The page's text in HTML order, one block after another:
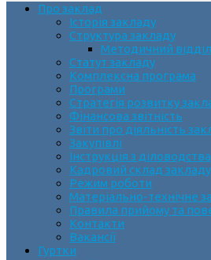
Про заклад
Історія закладу
Структура закладу
Методичний відділ
Статут закладу
Комплексна програма
Програми
Стратегія розвитку
Фінансова звітність
Звіти про діяльність
Закупівлі
Інструкція з діловодства
Кадровий склад закладу
Режим роботи
Матеріально-технічне
Правила прийому та
Контакти
Вакансії
Гуртки